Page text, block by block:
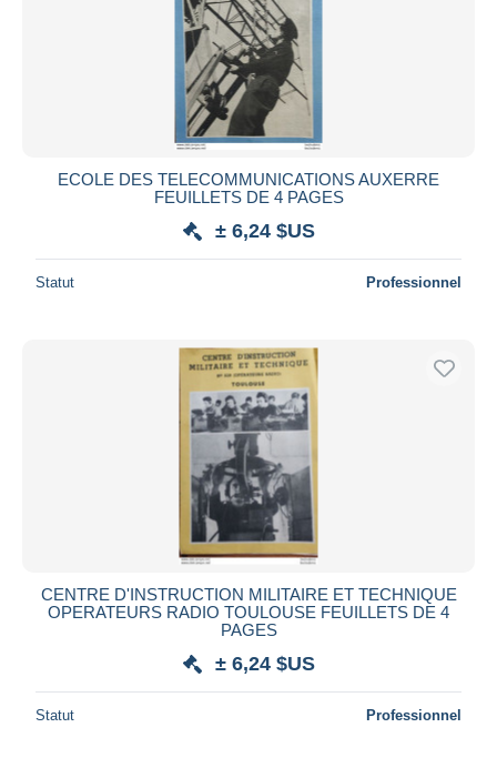
ECOLE DES TELECOMMUNICATIONS AUXERRE
FEUILLETS DE 4 PAGES
± 6,24 $US
Statut Professionnel
CENTRE D'INSTRUCTION MILITAIRE ET TECHNIQUE
OPERATEURS RADIO TOULOUSE FEUILLETS DE 4
PAGES
± 6,24 $US
Statut Professionnel